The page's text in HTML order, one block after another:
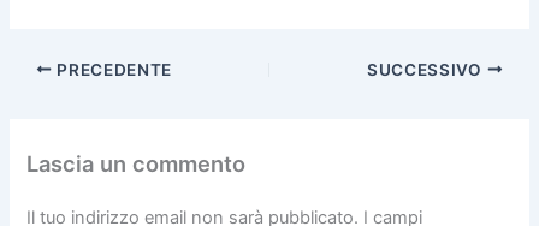
PRECEDENTE SUCCESSIVO
Lascia un commento
Il tuo indirizzo email non sarà pubblicato. I campi